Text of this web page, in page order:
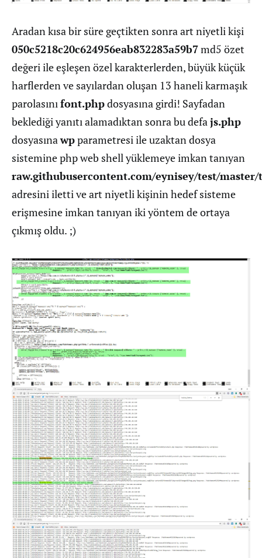
Aradan kısa bir süre geçtikten sonra art niyetli kişi
050c5218c20c624956eab832283a59b7md5 özet
değeri ile eşleşen özel karakterlerden, büyük küçük
harflerden ve sayılardan oluşan 13 haneli karmaşık
parolasınıfont.phpdosyasına girdi! Sayfadan
beklediği yanıtı alamadıktan sonra bu defajs.php
dosyasınawpparametresi ile uzaktan dosya
sistemine php web shell yüklemeye imkan tanıyan
raw.githubusercontent.com/eynisey/test/
adresini iletti ve art niyetli kişinin hedef sisteme
erişmesine imkan tanıyan iki yöntem de ortaya
çıkmış oldu. ;)